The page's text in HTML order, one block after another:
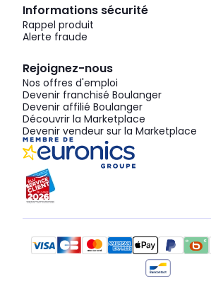
Informations sécurité
Rappel produit
Alerte fraude
Rejoignez-nous
Nos offres d'emploi
Devenir franchisé Boulanger
Devenir affilié Boulanger
Découvrir la Marketplace
Devenir vendeur sur la Marketplace